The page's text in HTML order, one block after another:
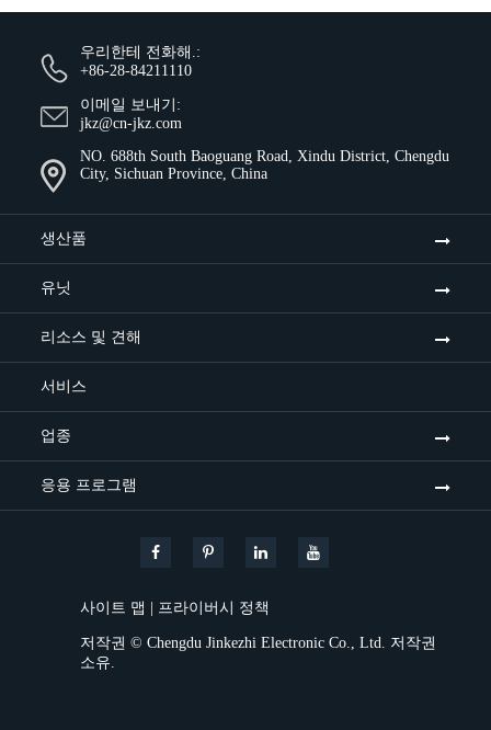
우리한테 전화해.:
+86-28-84211110
이메일 보내기:
jkz@cn-jkz.com
NO. 688th South Baoguang Road, Xindu District, Chengdu
City, Sichuan Province, China
생산품
유닛
리소스 및 견해
서비스
업종
응용 프로그램
사이트 맵 | 프라이버시 정책
저작권 © Chengdu Jinkezhi Electronic Co., Ltd.
저작권
소유.